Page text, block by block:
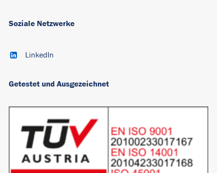
Soziale Netzwerke
LinkedIn
Getestet und Ausgezeichnet